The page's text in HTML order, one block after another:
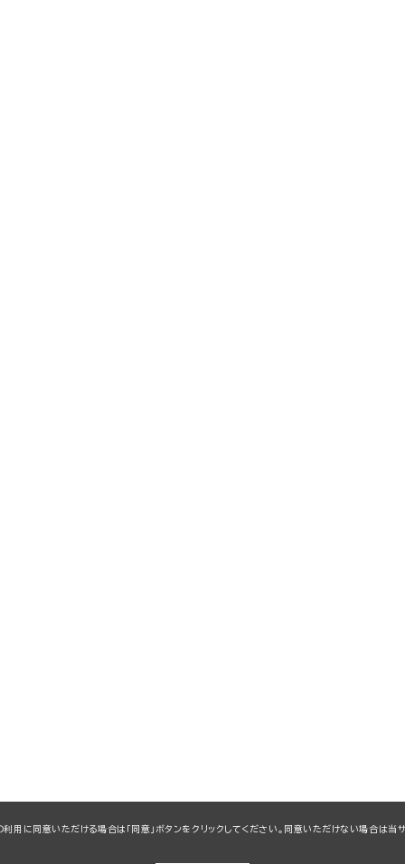
に同意いただける場合は「同意」ボタンをクリックしてください。同意いただけない場合は当